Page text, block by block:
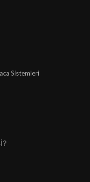
Sistemleri